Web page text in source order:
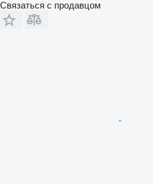
Связаться с продавцом